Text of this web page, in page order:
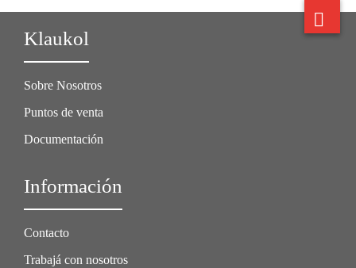
Klaukol
Sobre Nosotros
Puntos de venta
Documentación
Información
Contacto
Trabajá con nosotros